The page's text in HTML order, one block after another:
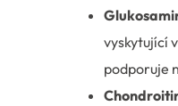
vyskytující
podporuje